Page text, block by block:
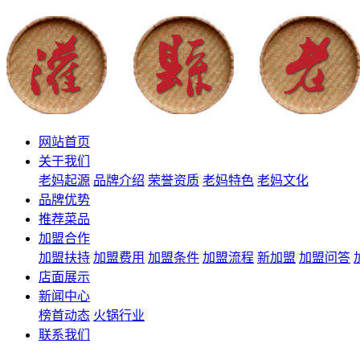
网站首页
关于我们
老妈起源 品牌介绍 荣誉资质 老妈特色 老妈文化
品牌优势
推荐菜品
加盟合作
加盟扶持 加盟费用 加盟条件 加盟流程 新加盟 加盟问答
店面展示
新闻中心
榜首动态 火锅行业
联系我们